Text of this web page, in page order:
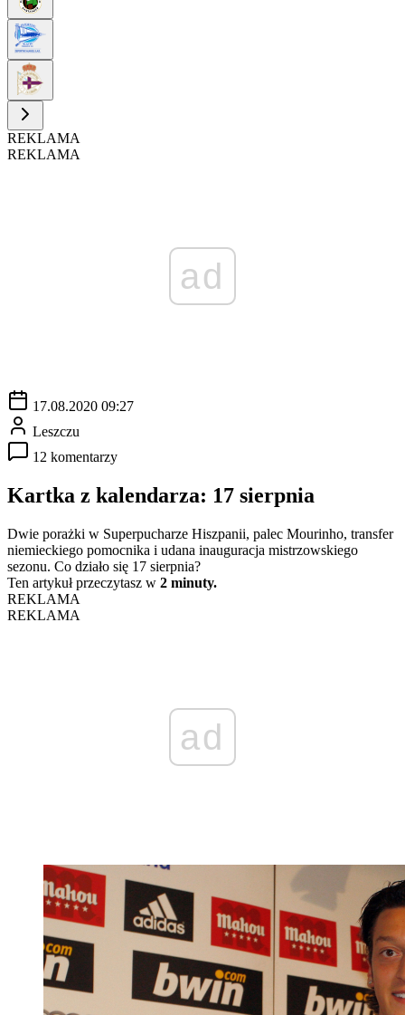
REKLAMA
REKLAMA
ad
17.08.2020 09:27
Leszczu
12 komentarzy
Kartka z kalendarza: 17 sierpnia
Dwie porażki w Superpucharze Hiszpanii, palec Mourinho, transfer
niemieckiego pomocnika i udana inauguracja mistrzowskiego
sezonu. Co działo się 17 sierpnia?
Ten artykuł przeczytasz w 2 minuty.
REKLAMA
REKLAMA
ad